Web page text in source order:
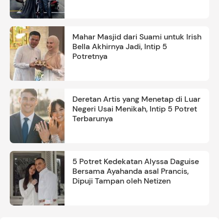
Mahar Masjid dari Suami untuk Irish
Bella Akhirnya Jadi, Intip 5
Potretnya
Deretan Artis yang Menetap di Luar
Negeri Usai Menikah, Intip 5 Potret
Terbarunya
5 Potret Kedekatan Alyssa Daguise
Bersama Ayahanda asal Prancis,
Dipuji Tampan oleh Netizen